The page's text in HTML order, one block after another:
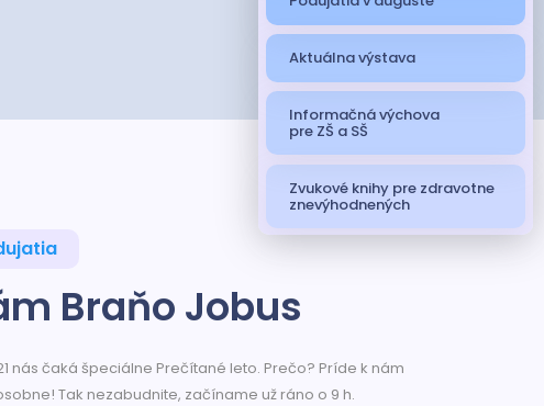
Braňo Jobus
nás čaká špeciálne Prečítané leto. Prečo? Príde k nám
Tak nezabudnite, začíname už ráno o 9 h.
Aktuálna výstava
Informačná výchova
pre ZŠ a SŠ
Zvukové knihy pre zdravotne
znevýhodnených